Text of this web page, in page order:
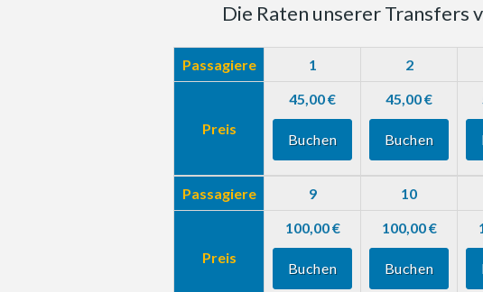
Die Raten unserer Transfers
Passagiere 1 2
Preis
45,00 €
Buchen
45,00 €
Buchen
Passagiere 9 10
Preis
100,00 €
Buchen
100,00 €
Buchen